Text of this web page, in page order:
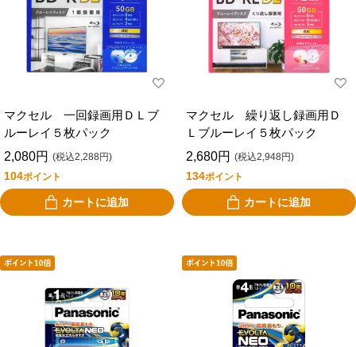
マクセル 一回録画用ＤＬブ
ルーレイ５枚パック
2,080円 (税込2,288円)
104ポイント
カートに追加
マクセル 繰り返し録画用Ｄ
Ｌブルーレイ５枚パック
2,680円 (税込2,948円)
134ポイント
カートに追加